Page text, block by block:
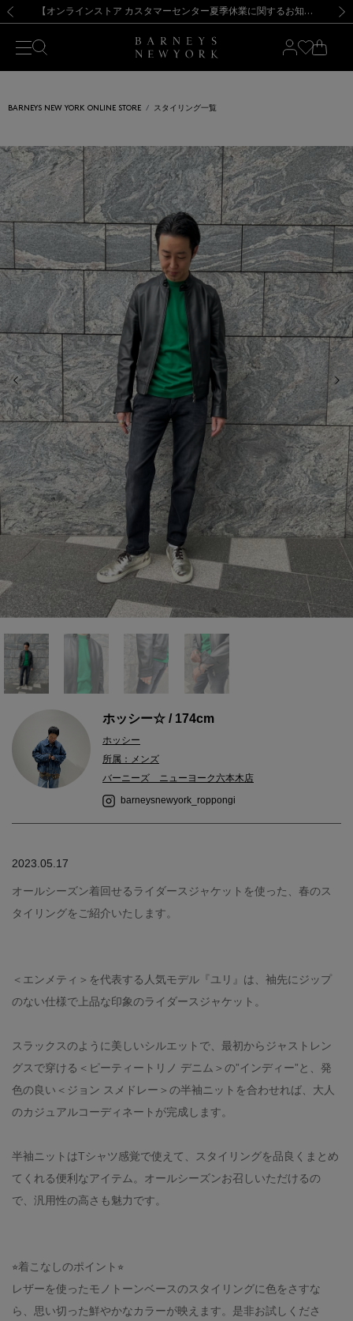
新規登録のお客様も対象！＜MY BARNEYS＞会員のお客様は11,000円（税込）以上のお買上げで常時送料無料！お買い物の際は会員登録を！
【夏季休業に伴う出荷一時停止のお知らせ】(2026.8.7) 【オンラインストア カスタマーセンター夏季休業に関するお知らせ】（2026.8.7）
【夏季休業に伴う返品・交換承り一時停止のお知らせ】（2026.8.5）
熊本県を中心とした地震の影響によるお荷物のお届けについて
【開催中】SUMMER SALEのご案内・ご注意事項 新規登録のお客様も対象！＜MY BARNEYS＞会員のお客様は11,000円（税込）以上のお買上げで常時送料無料！お買い物の際は会員登録を！
【夏季休業に伴う出荷一時停止のお知らせ】(2026.8.7)
BARNEYS NEW YORK ONLINE STORE スタイリング一覧
前の画像 次
ホッシー☆ / 174cm
ホッシー
所属：メンズ
バーニーズ ニューヨーク六本木店
barneysnewyork_roppongi
2023.05.17
オールシーズン着回せるライダースジャケットを使った、春のス
タイリングをご紹介いたします。
＜エンメティ＞を代表する人気モデル『ユリ』は、袖先にジップ
のない仕様で上品な印象のライダースジャケット。
スラックスのように美しいシルエットで、最初からジャストレン
グスで穿ける＜ピーティートリノ デニム＞の”インディー”と、発
色の良い＜ジョン スメドレー＞の半袖ニットを合わせれば、大人
のカジュアルコーディネートが完成します。
半袖ニットはTシャツ感覚で使えて、スタイリングを品良くまとめ
てくれる便利なアイテム。オールシーズンお召しいただけるの
で、汎用性の高さも魅力です。
⭐︎着こなしのポイント⭐︎
レザーを使ったモノトーンベースのスタイリングに色をさすな
ら、思い切った鮮やかなカラーが映えます。是非お試しくださ